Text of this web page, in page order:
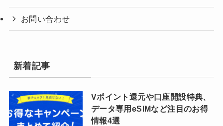
お問い合わせ
新着記事
Vポイント還元や口座開設特典、
データ専用eSIMなど注目のお得
情報4選